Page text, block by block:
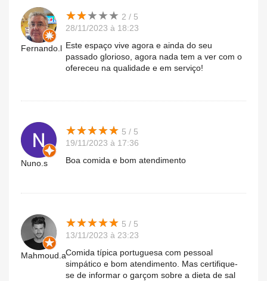
Fernando.l
★★★★★
★★★★★ 2 / 5
28/11/2023 à 18:23
Este espaço vive agora e ainda do seu
passado glorioso, agora nada tem a ver com o
ofereceu na qualidade e em serviço!
Nuno.s
★★★★★
★★★★★ 5 / 5
19/11/2023 à 17:36
Boa comida e bom atendimento
Mahmoud.a
★★★★★
★★★★★ 5 / 5
13/11/2023 à 23:23
Comida típica portuguesa com pessoal
simpático e bom atendimento. Mas certifique-
se de informar o garçom sobre a dieta de sal